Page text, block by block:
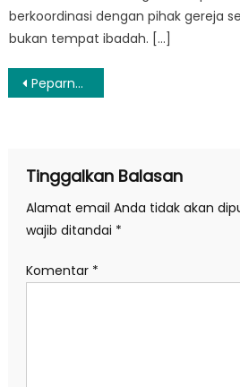
berkoordinasi dengan pihak gereja
bukan tempat ibadah. […]
Navigasi
Peparnas: Bukti Akses Kesetaraan Difabel
Tinggalkan Balasan
Alamat email Anda tidak akan
wajib ditandai *
Komentar *